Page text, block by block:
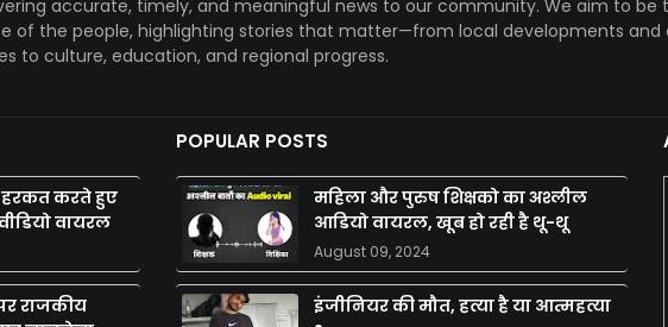
accurate, timely, and meaningful news to our community. We aim to be
of the people, highlighting stories that matter—from local developments and
to culture, education, and regional progress.
करते हुए
वायरल
राजकीय
POPULAR POSTS
महिला और पुरुष शिक्षको का अश्लील
आडियो वायरल, खूब हो रही है थू-थू
August 09, 2024
इंजीनियर की मौत, हत्या है या आत्महत्या